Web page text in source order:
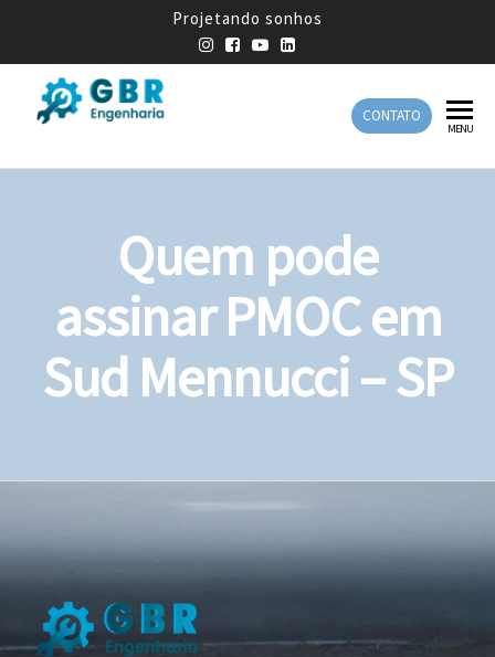
Projetando sonhos
Engenharia
Engenharia
CONTATO
MENU
Quem pode
assinar PMOC em
Sud Mennucci – SP